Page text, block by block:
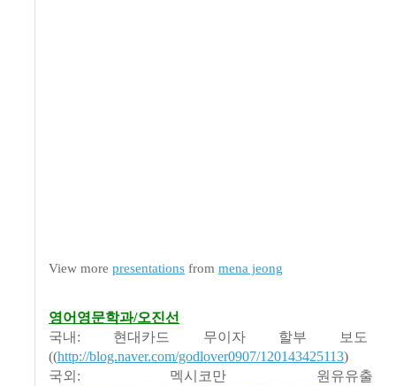
View more presentations from mena jeong
영어영문학과/오진선
국내: 현대카드 무이자 할부 보도
((http://blog.naver.com/godlover0907/120143425113)
국외: 멕시코만 원유유